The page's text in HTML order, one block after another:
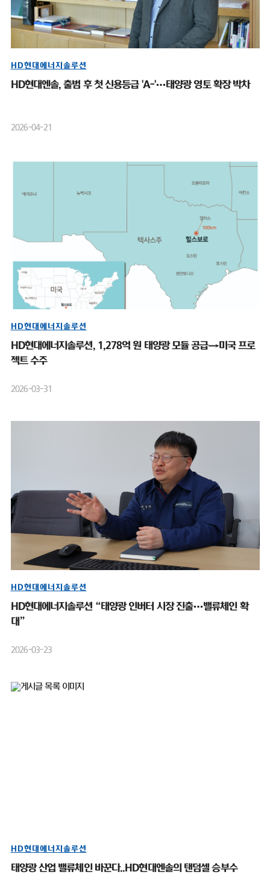
HD현대에너지솔루션
HD현대엔솔, 출범 후 첫 신용등급 'A-'…태양광 영토 확장 박차
2026-04-21
HD현대에너지솔루션
HD현대에너지솔루션, 1,278억 원 태양광 모듈 공급→미국 프로
젝트 수주
2026-03-31
HD현대에너지솔루션
HD현대에너지솔루션 “태양광 인버터 시장 진출…밸류체인 확
대”
2026-03-23
HD현대에너지솔루션
태양광 산업 밸류체인 바꾼다..HD현대엔솔의 탠덤셀 승부수